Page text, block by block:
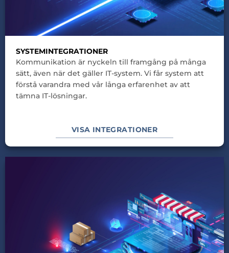
SYSTEMINTEGRATIONER
Kommunikation är nyckeln till framgång på många
sätt, även när det gäller IT-system. Vi får system att
förstå varandra med vår långa erfarenhet av att
tämna IT-lösningar.
VISA INTEGRATIONER